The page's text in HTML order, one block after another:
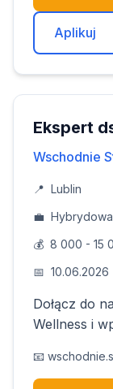
Aplikuj
Ekspert
Wschodnie
📍 Lublin
💼 Hybrydowa
💰 8 000 - 15
📅 10.06.2026
Dołącz do
Wellness i
📧